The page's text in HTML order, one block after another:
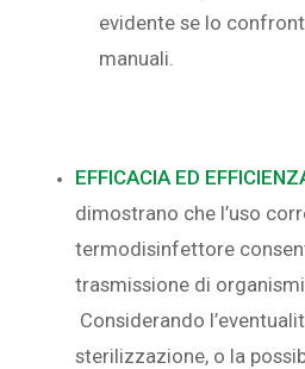
evidente se lo
manuali.
EFFICACIA ED
dimostrano che l’uso
termodisinfettore
trasmissione di organismi
Considerando
sterilizzazione, o la